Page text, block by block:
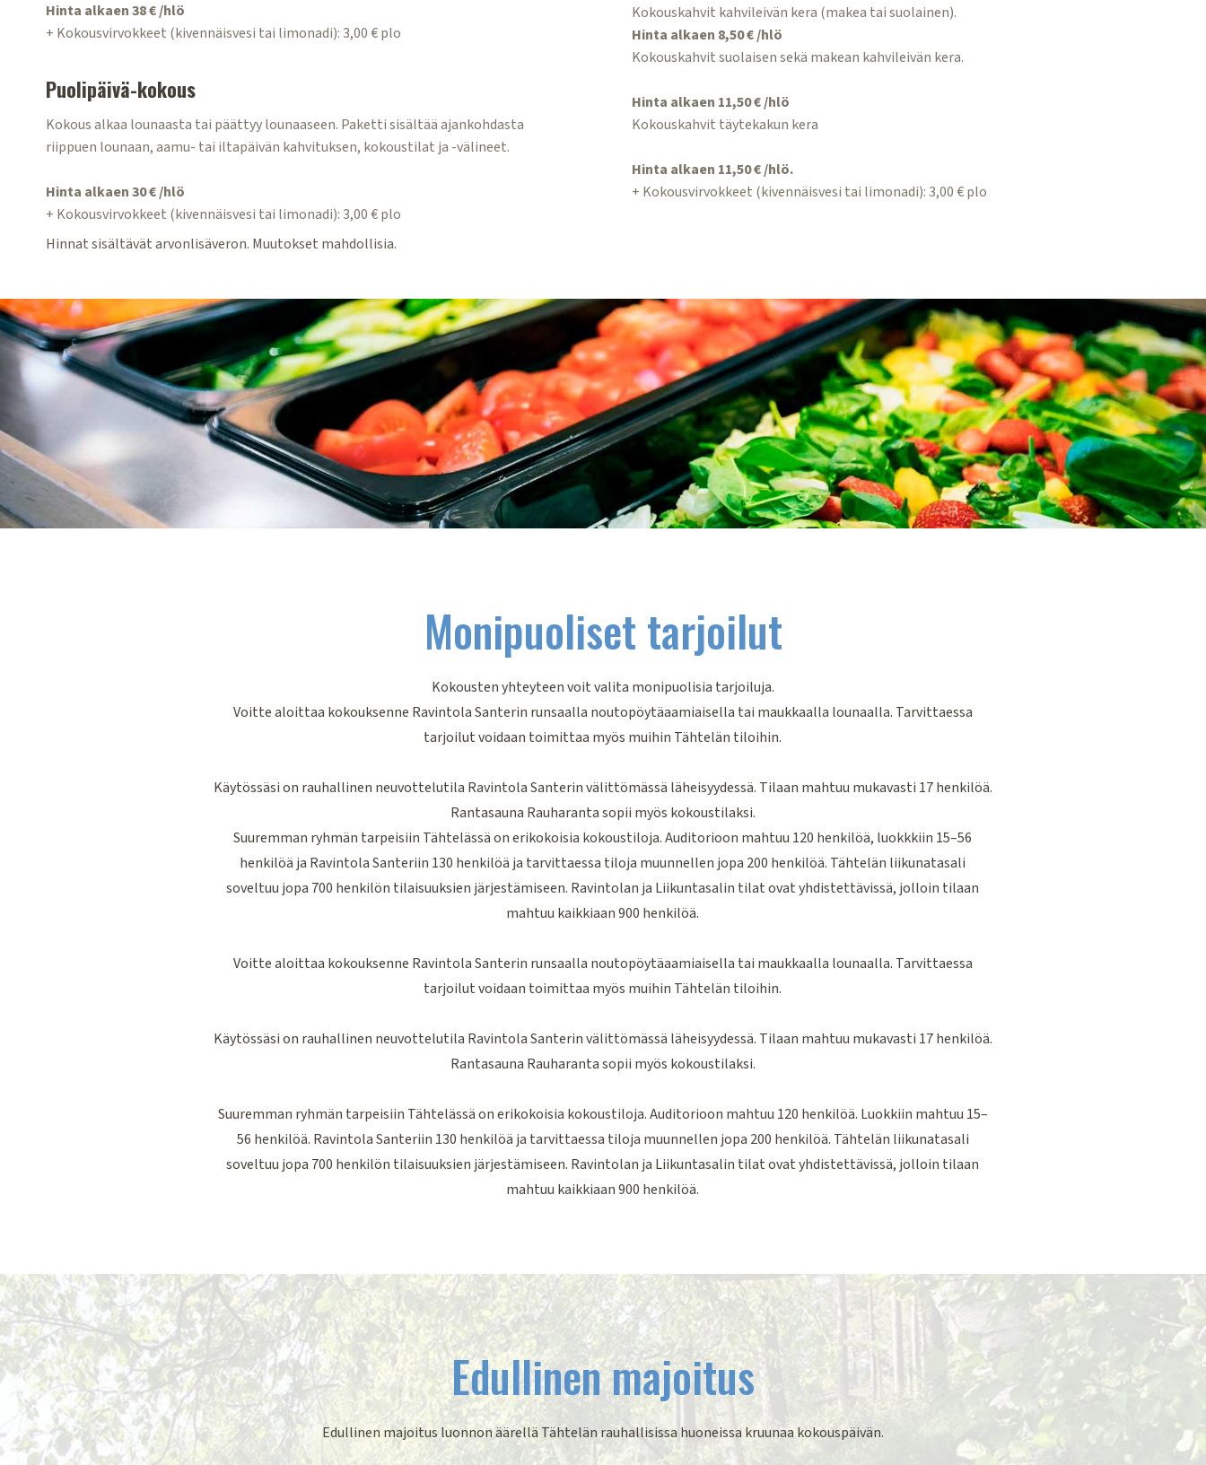
Hinta alkaen 38 € /hlö
+ Kokousvirvokkeet (kivennäisvesi tai limonadi): 3,00 € plo
Puolipäivä-kokous
Kokous alkaa lounaasta tai päättyy lounaaseen. Paketti sisältää ajankohdasta
riippuen lounaan, aamu- tai iltapäivän kahvituksen, kokoustilat ja -välineet.
Hinta alkaen 30 € /hlö
+ Kokousvirvokkeet (kivennäisvesi tai limonadi): 3,00 € plo
Kokouskahvit kahvileivän kera (makea tai suolainen).
Hinta alkaen 8,50 € /hlö
Kokouskahvit suolaisen sekä makean kahvileivän kera.
Hinta alkaen 11,50 € /hlö
Kokouskahvit täytekakun kera
Hinta alkaen 11,50 € /hlö.
+ Kokousvirvokkeet (kivennäisvesi tai limonadi): 3,00 € plo
Hinnat sisältävät arvonlisäveron. Muutokset mahdollisia.
Monipuoliset tarjoilut
Kokousten yhteyteen voit valita monipuolisia tarjoiluja.
Voitte aloittaa kokouksenne Ravintola Santerin runsaalla noutopöytäaamiaisella tai maukkaalla lounaalla. Tarvittaessa
tarjoilut voidaan toimittaa myös muihin Tähtelän tiloihin.
Käytössäsi on rauhallinen neuvottelutila Ravintola Santerin välittömässä läheisyydessä. Tilaan mahtuu mukavasti 17 henkilöä.
Rantasauna Rauharanta sopii myös kokoustilaksi.
Suuremman ryhmän tarpeisiin Tähtelässä on erikokoisia kokoustiloja. Auditorioon mahtuu 120 henkilöä, luokkkiin 15–56
henkilöä ja Ravintola Santeriin 130 henkilöä ja tarvittaessa tiloja muunnellen jopa 200 henkilöä. Tähtelän liikunatasali
soveltuu jopa 700 henkilön tilaisuuksien järjestämiseen. Ravintolan ja Liikuntasalin tilat ovat yhdistettävissä, jolloin tilaan
mahtuu kaikkiaan 900 henkilöä.
Voitte aloittaa kokouksenne Ravintola Santerin runsaalla noutopöytäaamiaisella tai maukkaalla lounaalla. Tarvittaessa
tarjoilut voidaan toimittaa myös muihin Tähtelän tiloihin.
Käytössäsi on rauhallinen neuvottelutila Ravintola Santerin välittömässä läheisyydessä. Tilaan mahtuu mukavasti 17 henkilöä.
Rantasauna Rauharanta sopii myös kokoustilaksi.
Suuremman ryhmän tarpeisiin Tähtelässä on erikokoisia kokoustiloja. Auditorioon mahtuu 120 henkilöä. Luokkiin mahtuu 15–
56 henkilöä. Ravintola Santeriin 130 henkilöä ja tarvittaessa tiloja muunnellen jopa 200 henkilöä. Tähtelän liikunatasali
soveltuu jopa 700 henkilön tilaisuuksien järjestämiseen. Ravintolan ja Liikuntasalin tilat ovat yhdistettävissä, jolloin tilaan
mahtuu kaikkiaan 900 henkilöä.
Edullinen majoitus
Edullinen majoitus luonnon äärellä Tähtelän rauhallisissa huoneissa kruunaa kokouspäivän.